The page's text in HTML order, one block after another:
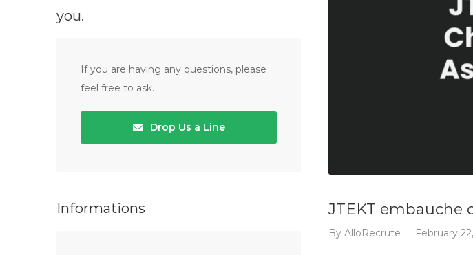
JTEKT embauche
By AlloRecrute February
you.
If you are having any questions, please
feel free to ask.
Drop Us a Line
Informations